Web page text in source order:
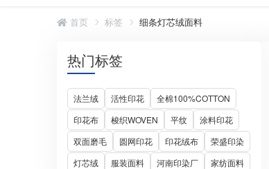
首页 标签 细条灯芯绒面料
热门标签
法兰绒 活性印花
全棉100%COTTON
印花布
梭织WOVEN 平纹
涂料印花
双面磨毛
圆网印花 印花绒布
荣盛印染
灯芯绒
服装面料 河南印染厂 家纺面料